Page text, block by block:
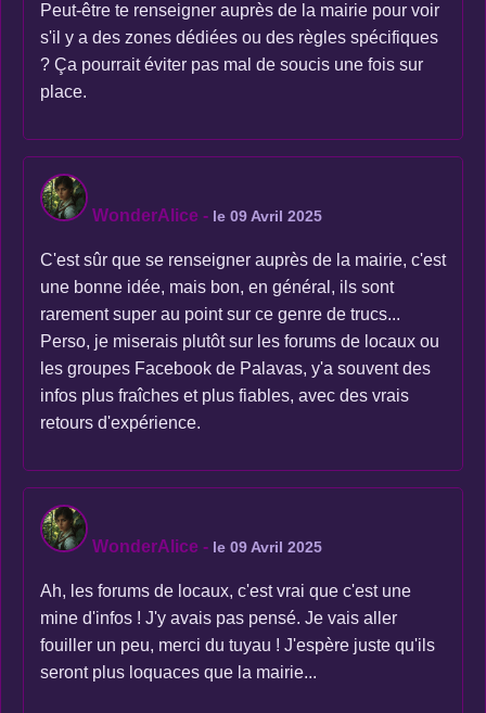
Peut-être te renseigner auprès de la mairie pour voir
s'il y a des zones dédiées ou des règles spécifiques
? Ça pourrait éviter pas mal de soucis une fois sur
place.
WonderAlice - le 09 Avril 2025
C'est sûr que se renseigner auprès de la mairie, c'est
une bonne idée, mais bon, en général, ils sont
rarement super au point sur ce genre de trucs...
Perso, je miserais plutôt sur les forums de locaux ou
les groupes Facebook de Palavas, y'a souvent des
infos plus fraîches et plus fiables, avec des vrais
retours d'expérience.
WonderAlice - le 09 Avril 2025
Ah, les forums de locaux, c'est vrai que c'est une
mine d'infos ! J'y avais pas pensé. Je vais aller
fouiller un peu, merci du tuyau ! J'espère juste qu'ils
seront plus loquaces que la mairie...